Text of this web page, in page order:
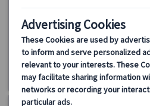
詳細を見
月～金(5/25、6/4・24、9/11・24
31、1/1・6、3/26・29を除く)
約4時間